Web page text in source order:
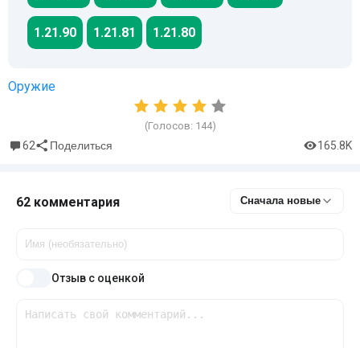
1.21.90 1.21.81 1.21.80
Оружие
(Голосов: 144)
62 Поделиться 165.8K
62 комментария Сначала новые
Отзыв с оценкой